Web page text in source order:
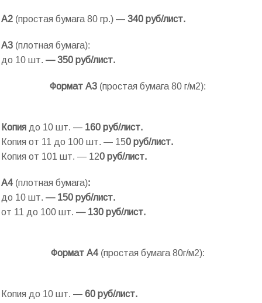
А2 (простая бумага 80 гр.) — 340 руб/лист.
А3 (плотная бумага):
до 10 шт. — 350 руб/лист.
Формат А3 (простая бумага 80 г/м2):
Копия до 10 шт. — 160 руб/лист.
Копия от 11 до 100 шт. — 150 руб/лист.
Копия от 101 шт. — 120 руб/лист.
А4 (плотная бумага):
до 10 шт. — 150 руб/лист.
от 11 до 100 шт. — 130 руб/лист.
Формат А4 (простая бумага 80г/м2):
Копия до 10 шт. — 60 руб/лист.